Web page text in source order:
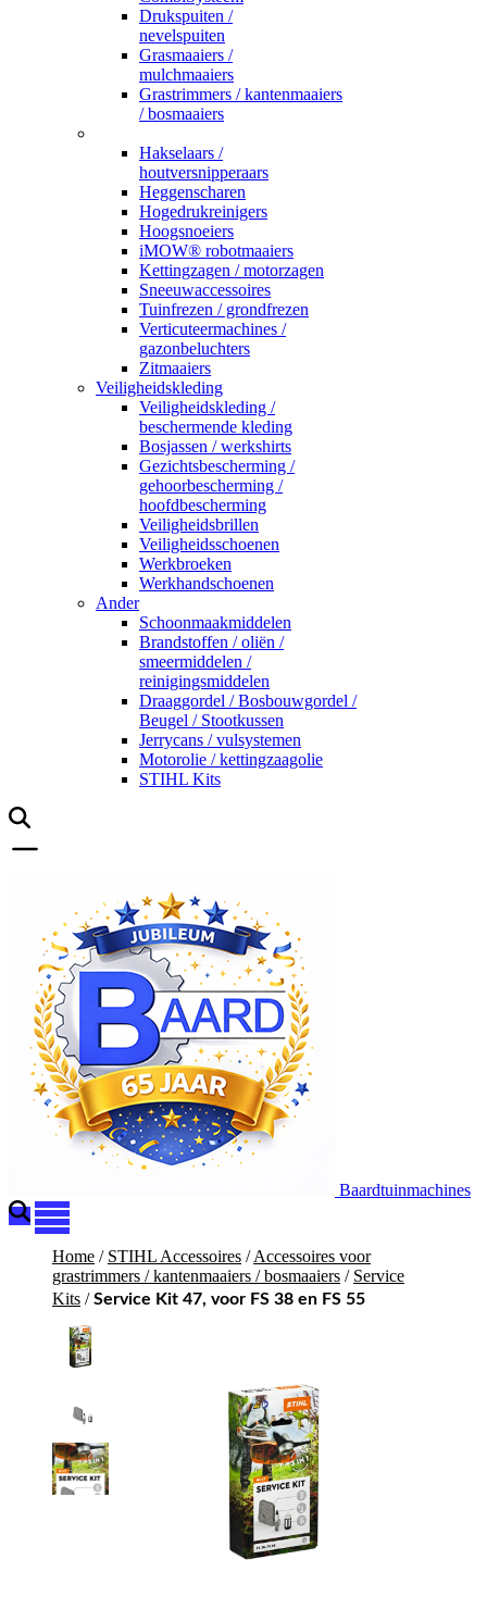
Drukspuiten /
nevelspuiten
Grasmaaiers /
mulchmaaiers
Grastrimmers / kantenmaaiers
/ bosmaaiers
Hakselaars /
houtversnipperaars
Heggenscharen
Hogedrukreinigers
Hoogsnoeiers
iMOW® robotmaaiers
Kettingzagen / motorzagen
Sneeuwaccessoires
Tuinfrezen / grondfrezen
Verticuteermachines /
gazonbeluchters
Zitmaaiers
Veiligheidskleding
Veiligheidskleding /
beschermende kleding
Bosjassen / werkshirts
Gezichtsbescherming /
gehoorbescherming /
hoofdbescherming
Veiligheidsbrillen
Veiligheidsschoenen
Werkbroeken
Werkhandschoenen
Ander
Schoonmaakmiddelen
Brandstoffen / oliën /
smeermiddelen /
reinigingsmiddelen
Draaggordel / Bosbouwgordel /
Beugel / Stootkussen
Jerrycans / vulsystemen
Motorolie / kettingzaagolie
STIHL Kits
Baardtuinmachines
Home / STIHL Accessoires /Accessoires voor
grastrimmers / kantenmaaiers / bosmaaiers / Service
Kits /Service Kit 47, voor FS 38 en FS 55